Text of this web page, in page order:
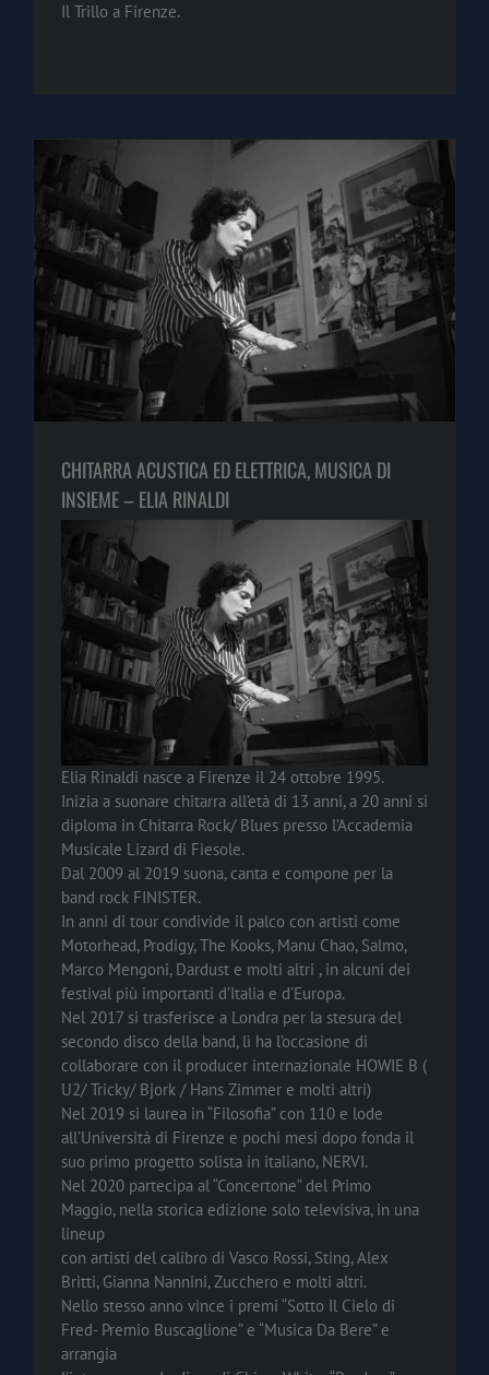
Il Trillo a Firenze.
CHITARRA ACUSTICA ED ELETTRICA, MUSICA DI
INSIEME – ELIA RINALDI
Elia Rinaldi nasce a Firenze il 24 ottobre 1995.
Inizia a suonare chitarra all’età di 13 anni, a 20 anni si
diploma in Chitarra Rock/ Blues presso l’Accademia
Musicale Lizard di Fiesole.
Dal 2009 al 2019 suona, canta e compone per la
band rock FINISTER.
In anni di tour condivide il palco con artisti come
Motorhead, Prodigy, The Kooks, Manu Chao, Salmo,
Marco Mengoni, Dardust e molti altri , in alcuni dei
festival più importanti d’Italia e d’Europa.
Nel 2017 si trasferisce a Londra per la stesura del
secondo disco della band, lì ha l’occasione di
collaborare con il producer internazionale HOWIE B (
U2/ Tricky/ Bjork / Hans Zimmer e molti altri)
Nel 2019 si laurea in “Filosofia” con 110 e lode
all’Università di Firenze e pochi mesi dopo fonda il
suo primo progetto solista in italiano, NERVI.
Nel 2020 partecipa al “Concertone” del Primo
Maggio, nella storica edizione solo televisiva, in una
lineup
con artisti del calibro di Vasco Rossi, Sting, Alex
Britti, Gianna Nannini, Zucchero e molti altri.
Nello stesso anno vince i premi “Sotto Il Cielo di
Fred- Premio Buscaglione” e “Musica Da Bere” e
arrangia